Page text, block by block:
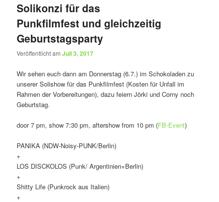
Solikonzi für das
Punkfilmfest und gleichzeitig
Geburtstagsparty
Veröffentlicht amJuli 3, 2017
Wir sehen euch dann am Donnerstag (6.7.) im Schokoladen zu
unserer Solishow für das Punkfilmfest (Kosten für Unfall im
Rahmen der Vorbereitungen), dazu feiern Jörki und Corny noch
Geburtstag.
door 7 pm, show 7:30 pm, aftershow from 10 pm (FB-Event)
PANIKA (NDW-Noisy-PUNK/Berlin)
+
LOS DISCKOLOS (Punk/ Argentinien+Berlin)
+
Shitty Life (Punkrock aus Italien)
+